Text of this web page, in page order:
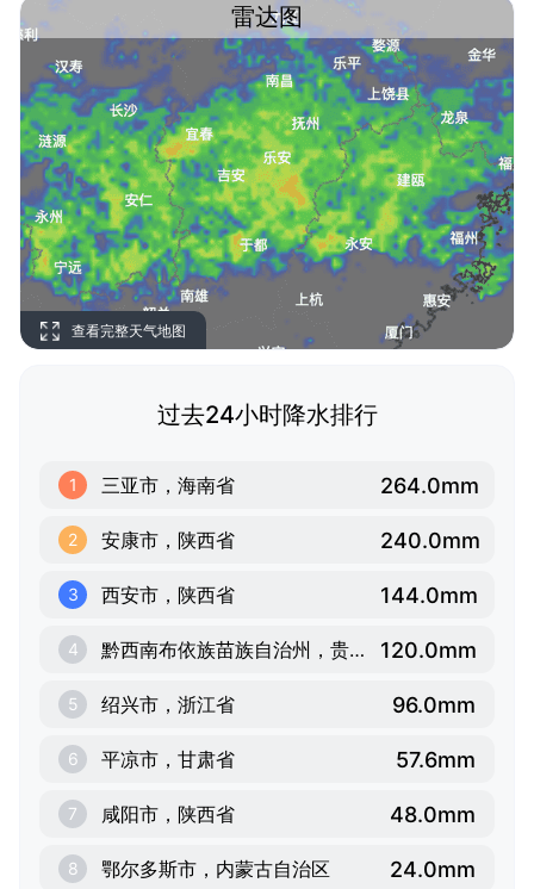
雷达图
查看完整天气地图
过去24小时降水排行
1 三亚市，海南省 264.0mm
2 安康市，陕西省 240.0mm
3 西安市，陕西省 144.0mm
4 黔西南布依族苗族自治州，贵州省 120.0mm
5 绍兴市，浙江省 96.0mm
6 平凉市，甘肃省 57.6mm
7 咸阳市，陕西省 48.0mm
8 鄂尔多斯市，内蒙古自治区 24.0mm